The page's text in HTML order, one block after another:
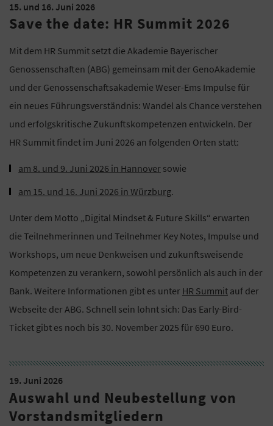
15. und 16. Juni 2026
Save the date: HR Summit 2026
Mit dem HR Summit setzt die Akademie Bayerischer
Genossenschaften (ABG) gemeinsam mit der GenoAkademie
und der Genossenschaftsakademie Weser-Ems Impulse für
ein neues Führungsverständnis: Wandel als Chance verstehen
und erfolgskritische Zukunftskompetenzen entwickeln. Der
HR Summit findet im Juni 2026 an folgenden Orten statt:
am 8. und 9. Juni 2026 in Hannover sowie
am 15. und 16. Juni 2026 in Würzburg.
Unter dem Motto „Digital Mindset & Future Skills“ erwarten
die Teilnehmerinnen und Teilnehmer Key Notes, Impulse und
Workshops, um neue Denkweisen und zukunftsweisende
Kompetenzen zu verankern, sowohl persönlich als auch in der
Bank. Weitere Informationen gibt es unter HR Summit auf der
Webseite der ABG. Schnell sein lohnt sich: Das Early-Bird-
Ticket gibt es noch bis 30. November 2025 für 690 Euro.
19. Juni 2026
Auswahl und Neubestellung von
Vorstandsmitgliedern